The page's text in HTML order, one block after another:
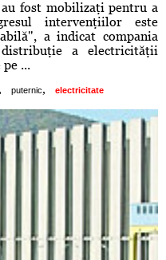
fost mobilizaţi pentru a
intervenţiilor este
a indicat compania
distribuţie a electricităţii
...
, puternic, electricitate